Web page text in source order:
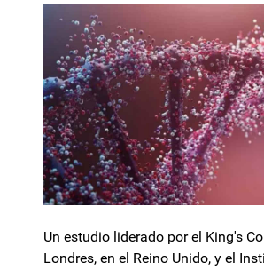
Un estudio liderado por el King's
Londres, en el Reino Unido, y el